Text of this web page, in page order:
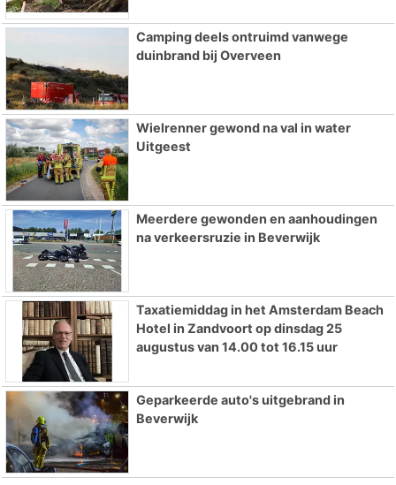
Camping deels ontruimd vanwege
duinbrand bij Overveen
Wielrenner gewond na val in water
Uitgeest
Meerdere gewonden en aanhoudingen
na verkeersruzie in Beverwijk
Taxatiemiddag in het Amsterdam Beach
Hotel in Zandvoort op dinsdag 25
augustus van 14.00 tot 16.15 uur
Geparkeerde auto's uitgebrand in
Beverwijk